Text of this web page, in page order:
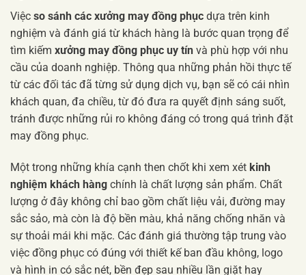
Việc so sánh các xưởng may đồng phục dựa trên kinh
nghiệm và đánh giá từ khách hàng là bước quan trọng để
tìm kiếm xưởng may đồng phục uy tín và phù hợp với nhu
cầu của doanh nghiệp. Thông qua những phản hồi thực tế
từ các đối tác đã từng sử dụng dịch vụ, bạn sẽ có cái nhìn
khách quan, đa chiều, từ đó đưa ra quyết định sáng suốt,
tránh được những rủi ro không đáng có trong quá trình đặt
may đồng phục.
Một trong những khía cạnh then chốt khi xem xét kinh
nghiệm khách hàng chính là chất lượng sản phẩm. Chất
lượng ở đây không chỉ bao gồm chất liệu vải, đường may
sắc sảo, mà còn là độ bền màu, khả năng chống nhăn và
sự thoải mái khi mặc. Các đánh giá thường tập trung vào
việc đồng phục có đúng với thiết kế ban đầu không, logo
và hình in có sắc nét, bền đẹp sau nhiều lần giặt hay